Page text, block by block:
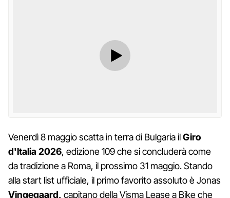
Venerdì 8 maggio scatta in terra di Bulgaria ilGiro
d'Italia 2026, edizione 109 che si concluderà come
da tradizione a Roma, il prossimo 31 maggio. Stando
alla start list ufficiale, il primo favorito assoluto è Jonas
Vingegaard, capitano della Visma Lease a Bike che